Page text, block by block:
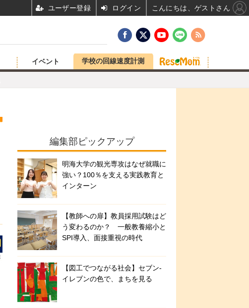
イベント 学校の回線速度計測
編集部ピックアップ
明海大学の観光専攻はなぜ就職に
強い？100％を支える実践教育と
インターン
【教師への扉】教員採用試験はど
う変わるのか？ 一般教養縮小と
SPI導入、面接重視の時代
【図工でつながる社会】セブン‐
イレブンの色で、まちを見る
ユーザー登録 ログイン こんにちは、ゲストさん